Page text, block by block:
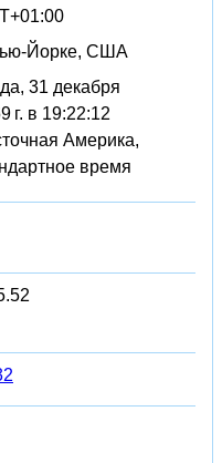
Йорке, США
31 декабря
г. в 19:22:12
Америка,
время